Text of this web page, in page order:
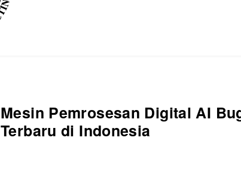
Mesin Pemrosesan Digital AI
Terbaru di Indonesia